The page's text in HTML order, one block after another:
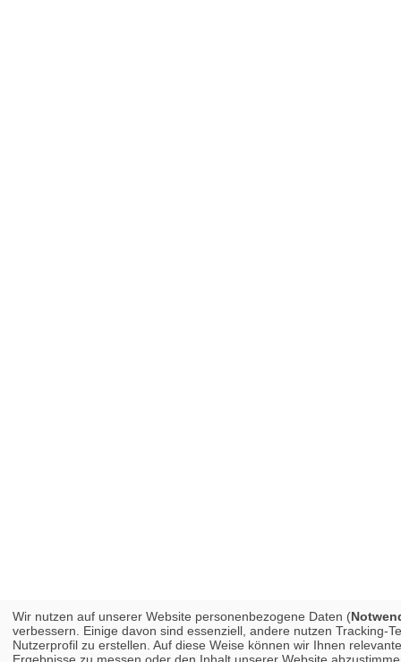
Wir nutzen auf unserer Website personenbezogene Daten (
verbessern. Einige davon sind essenziell, andere nutzen Tracking-
Nutzerprofil zu erstellen. Auf diese Weise können wir Ihnen